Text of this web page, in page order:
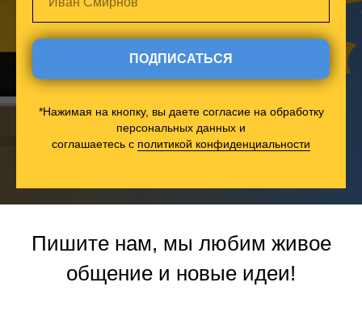
ПОДПИСАТЬСЯ
*Нажимая на кнопку, вы даете согласие на обработку
персональных данных и
соглашаетесь c политикой конфиденциальности
Пишите нам, мы любим живое
общение и новые идеи!